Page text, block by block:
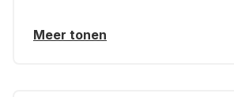
Meer tonen